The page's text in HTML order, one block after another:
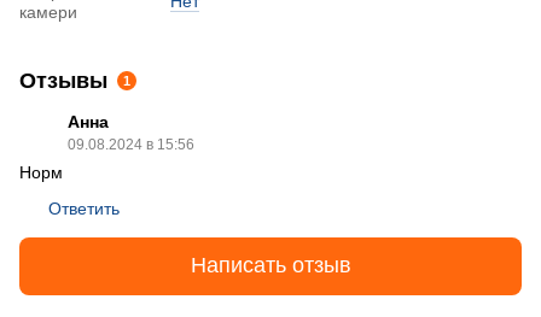
камери
Отзывы 1
Анна
09.08.2024 в 15:56
Норм
Ответить
Написать отзыв